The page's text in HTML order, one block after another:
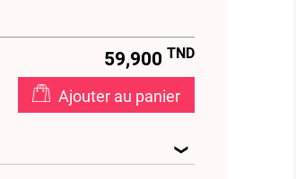
59,900 TND
Ajouter au panier